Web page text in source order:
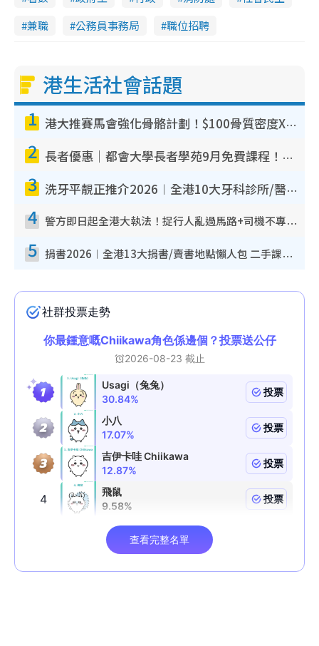
n
m
e
兼職
公務員事務局 職位招聘
港生活社會話題
1 港大推賽馬會強化骨骼計劃！$100骨質密度X光檢查 完成免費運動訓練送超市禮券！附參加資格
2 長者優惠｜都會大學長者學苑9月免費課程！多媒體/微電影創作/網絡安全 附報名方法教學
3 洗牙平靚正推介2026︱全港10大牙科診所/醫院懶人包 夜診至8點/鎮靜潔牙/醫療券適用
4 警方即日起全港大執法！捉行人亂過馬路+司機不專注駕駛！亂過馬路罰$2000
5 捐書2026︱全港13大捐書/賣書地點懶人包 二手課本最高$150＋舊書換免費咖啡/戲票